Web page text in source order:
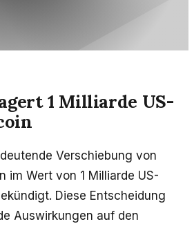
1 Milliarde US-
Verschiebung von
im Wert von 1 Milliarde US-
Diese Entscheidung
Auswirkungen auf den